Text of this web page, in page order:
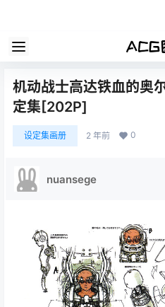
机动战士高达铁血的奥
定集[202P]
设定集画册 2 年前 0
nuansege